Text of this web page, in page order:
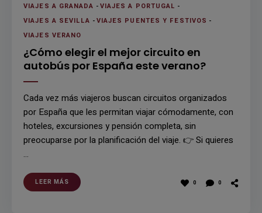
VIAJES A GRANADA -VIAJES A PORTUGAL -
VIAJES A SEVILLA -VIAJES PUENTES Y FESTIVOS -
VIAJES VERANO
¿Cómo elegir el mejor circuito en
autobús por España este verano?
Cada vez más viajeros buscan circuitos organizados
por España que les permitan viajar cómodamente, con
hoteles, excursiones y pensión completa, sin
preocuparse por la planificación del viaje. 👉 Si quieres
…
LEER MÁS 0 0